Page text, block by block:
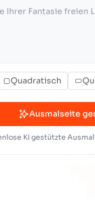
Quadratisch
Ausmalseite
KI gestützte